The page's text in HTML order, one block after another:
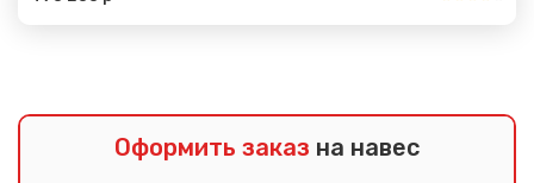
Оформить заказ на навес